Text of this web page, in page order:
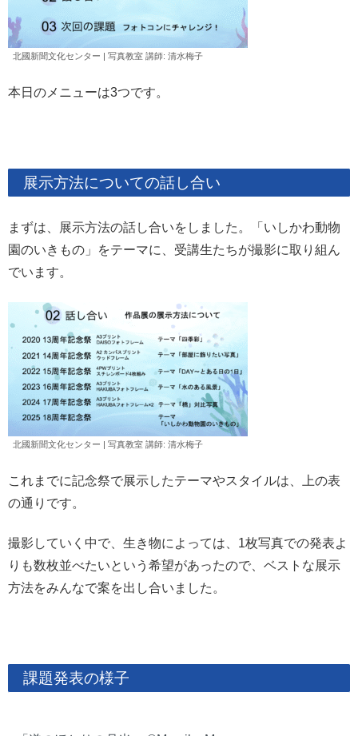
北國新聞文化センター | 写真教室 講師: 清水梅子
本日のメニューは3つです。
展示方法についての話し合い
まずは、展示方法の話し合いをしました。「いしかわ動物
園のいきもの」をテーマに、受講生たちが撮影に取り組ん
でいます。
北國新聞文化センター | 写真教室 講師: 清水梅子
これまでに記念祭で展示したテーマやスタイルは、上の表
の通りです。
撮影していく中で、生き物によっては、1枚写真での発表よ
りも数枚並べたいという希望があったので、ベストな展示
方法をみんなで案を出し合いました。
課題発表の様子